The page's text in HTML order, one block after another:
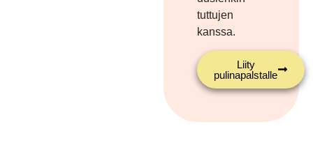
tuttujen
kanssa.
Liity
pulinapalstalle